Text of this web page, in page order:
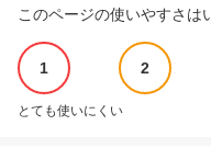
このページの使いやすさは
1 2
とても使いにくい